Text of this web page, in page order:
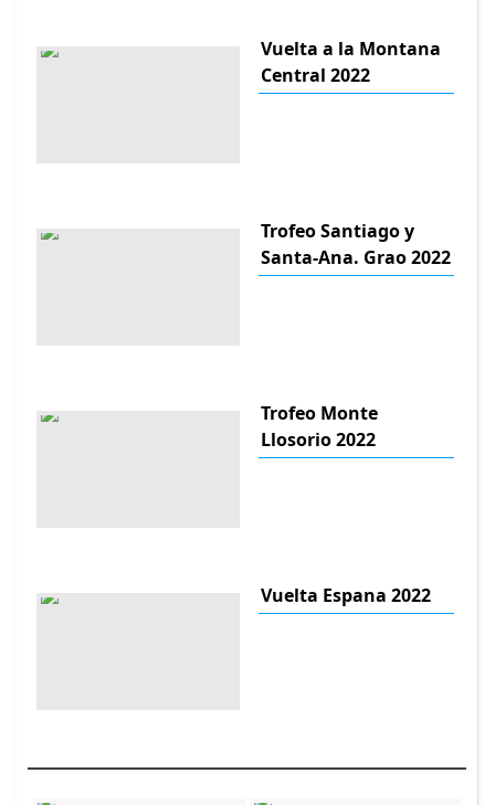
Vuelta a la Montana
Central 2022
Trofeo Santiago y
Santa-Ana. Grao 2022
Trofeo Monte
Llosorio 2022
Vuelta Espana 2022